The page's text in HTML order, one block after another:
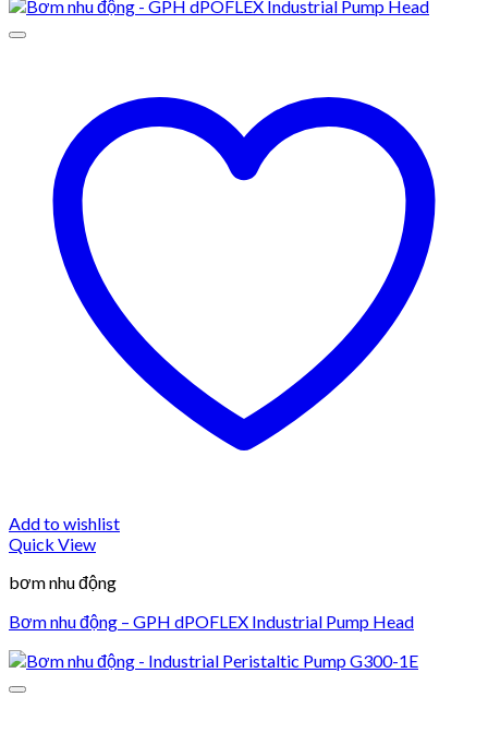
Add to wishlist
Quick View
bơm nhu động
Bơm nhu động – GPH dPOFLEX Industrial Pump Head